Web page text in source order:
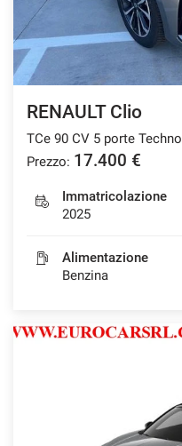
RENAULT Clio
TCe 90 CV 5 porte Techno
Prezzo: 17.400 €
Immatricolazione
2025
Alimentazione
Benzina